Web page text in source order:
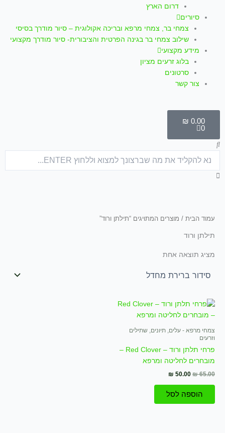
דרום הארץ
סיורים
צמחי בר, צמחי מרפא ובריכה אקולוגית – סיור מודרך בסיסי
שילוב צמחי בר בגינה הפרטית והציבורית- סיור מודרך מקצועי
מידע מקצועי
בלוג זרעים מציון
סרטונים
צור קשר
₪ 0.00
0
עגלת
קניות
חיפוש
עמוד הבית / מוצרים המתויגים “תילתן ורוד”
תילתן ורוד
מציג תוצאה אחת
צמחי מרפא - עלים, תיונים, שתילים
וזרעים
פרחי תלתן ורוד – Red Clover –
מובחרים לחליטה ומרפא
₪65.00
המחיר
המקורי
היה:
₪ 50.00
המחיר
הוא:
הוספה לסל